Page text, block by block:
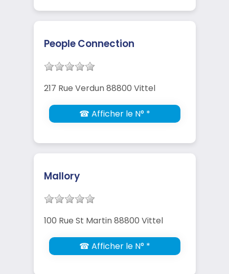
People Connection
217 Rue Verdun 88800 Vittel
☎ Afficher le N° *
Mallory
100 Rue St Martin 88800 Vittel
☎ Afficher le N° *